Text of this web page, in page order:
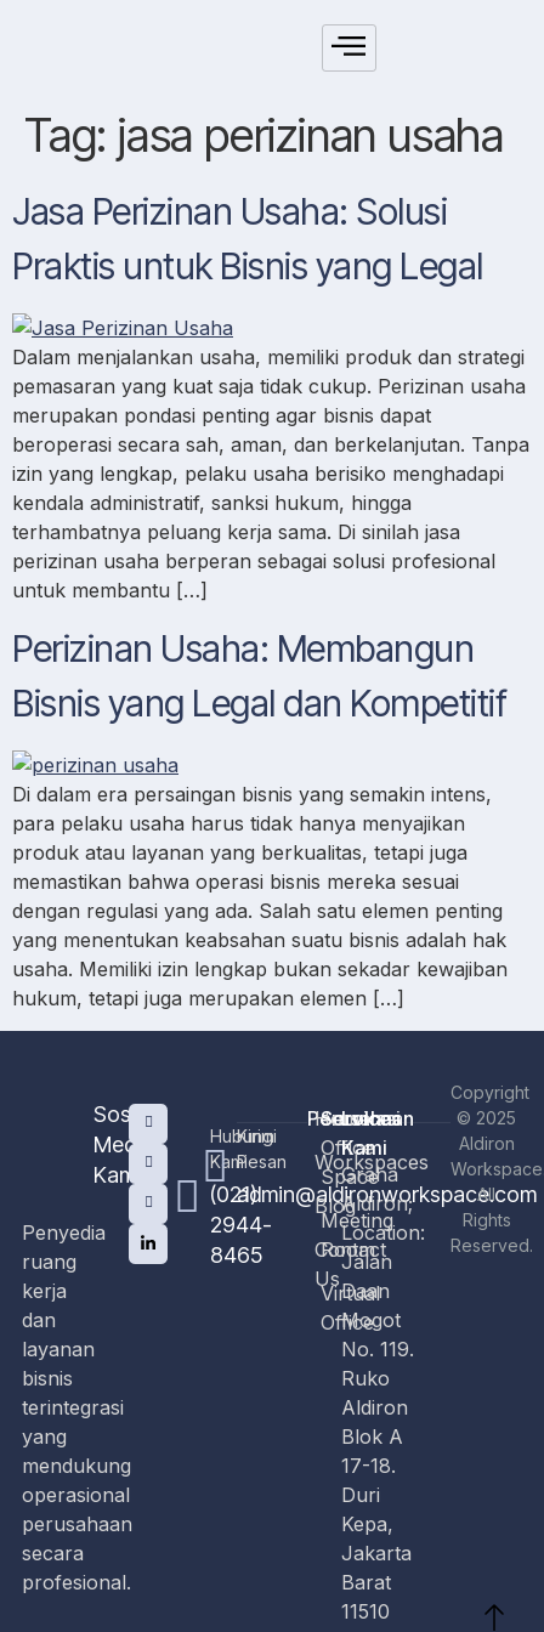
Tag: jasa perizinan usaha
Jasa Perizinan Usaha: Solusi
Praktis untuk Bisnis yang Legal
Dalam menjalankan usaha, memiliki produk dan strategi
pemasaran yang kuat saja tidak cukup. Perizinan usaha
merupakan pondasi penting agar bisnis dapat
beroperasi secara sah, aman, dan berkelanjutan. Tanpa
izin yang lengkap, pelaku usaha berisiko menghadapi
kendala administratif, sanksi hukum, hingga
terhambatnya peluang kerja sama. Di sinilah jasa
perizinan usaha berperan sebagai solusi profesional
untuk membantu […]
Perizinan Usaha: Membangun
Bisnis yang Legal dan Kompetitif
Di dalam era persaingan bisnis yang semakin intens,
para pelaku usaha harus tidak hanya menyajikan
produk atau layanan yang berkualitas, tetapi juga
memastikan bahwa operasi bisnis mereka sesuai
dengan regulasi yang ada. Salah satu elemen penting
yang menentukan keabsahan suatu bisnis adalah hak
usaha. Memiliki izin lengkap bukan sekadar kewajiban
hukum, tetapi juga merupakan elemen […]
Sosial
Media
Kami
Hubungi
Kami
(021)
2944-
8465
Kirim
Pesan
admin@aldironworkspace.com
Perusahaan
Home
Workspaces
Blog
Contact
Us
Services
Office
Space
Meeting
Room
Virtual
Office
Lokasi
Kami
Graha
Aldiron;
Location:
Jalan
Daan
Mogot
No. 119.
Ruko
Aldiron
Blok A
17-18.
Duri
Kepa,
Jakarta
Barat
11510
Penyedia
ruang
kerja
dan
layanan
bisnis
terintegrasi
yang
mendukung
operasional
perusahaan
secara
profesional.
Copyright
© 2025
Aldiron
All
Rights
Reserved.